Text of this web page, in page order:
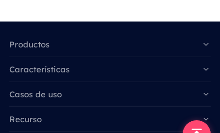
Productos
Características
Casos de uso
Recurso